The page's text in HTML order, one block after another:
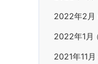
2022年2月
2022年1月
2021年11月